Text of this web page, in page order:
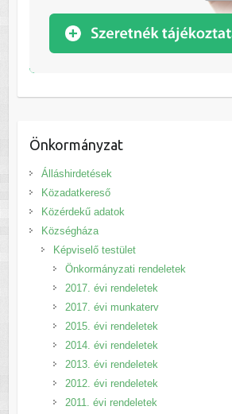
Önkormányzat
Álláshirdetések
Közadatkereső
Közérdekű adatok
Községháza
Képviselő testület
Önkormányzati rendeletek
2017. évi rendeletek
2017. évi munkaterv
2015. évi rendeletek
2014. évi rendeletek
2013. évi rendeletek
2012. évi rendeletek
2011. évi rendeletek